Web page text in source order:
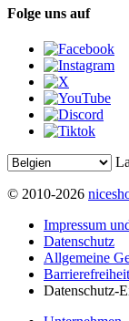
Folge uns auf
© 2010-2026
Impressum
Datenschutz
Allgemeine
Datenschutz-